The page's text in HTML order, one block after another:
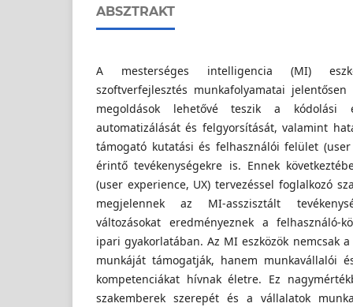
betöltött szerepének vizsgálata áll.
Ergonómia és Pszichológia Tanszék
alkalmazhatóságát kutatja a tágabban
szolgáltatásfejlesztésben.
ABSZTRAKT
A mesterséges intelligencia (MI)
szoftverfejlesztés munkafolyamatai
megoldások lehetővé teszik a kódolási
automatizálását és felgyorsítását, valamint
támogató kutatási és felhasználói felület
érintő tevékenységekre is. Ennek
(user experience, UX) tervezéssel foglalkozó
megjelennek az MI-asszisztált
változásokat eredményeznek a felhasználó-
ipari gyakorlatában. Az MI eszközök nemcsak
munkáját támogatják, hanem munkavállalói
kompetenciákat hívnak életre. Ez
szakemberek szerepét és a vállalatok